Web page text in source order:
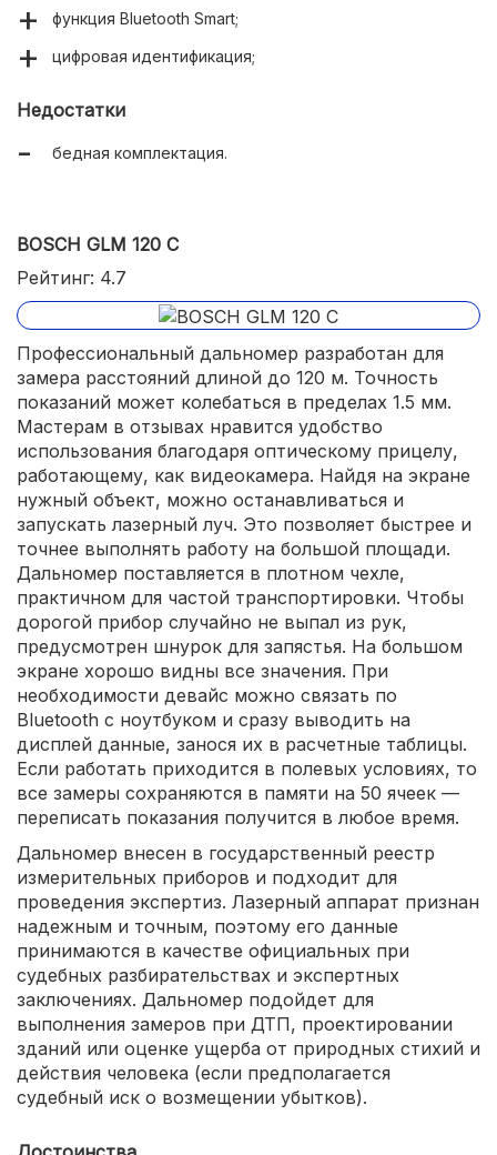
функция Bluetooth Smart;
цифровая идентификация;
Недостатки
бедная комплектация.
BOSCH GLM 120 C
Рейтинг: 4.7
Профессиональный дальномер разработан для
замера расстояний длиной до 120 м. Точность
показаний может колебаться в пределах 1.5 мм.
Мастерам в отзывах нравится удобство
использования благодаря оптическому прицелу,
работающему, как видеокамера. Найдя на экране
нужный объект, можно останавливаться и
запускать лазерный луч. Это позволяет быстрее и
точнее выполнять работу на большой площади.
Дальномер поставляется в плотном чехле,
практичном для частой транспортировки. Чтобы
дорогой прибор случайно не выпал из рук,
предусмотрен шнурок для запястья. На большом
экране хорошо видны все значения. При
необходимости девайс можно связать по
Bluetooth с ноутбуком и сразу выводить на
дисплей данные, занося их в расчетные таблицы.
Если работать приходится в полевых условиях, то
все замеры сохраняются в памяти на 50 ячеек —
переписать показания получится в любое время.
Дальномер внесен в государственный реестр
измерительных приборов и подходит для
проведения экспертиз. Лазерный аппарат признан
надежным и точным, поэтому его данные
принимаются в качестве официальных при
судебных разбирательствах и экспертных
заключениях. Дальномер подойдет для
выполнения замеров при ДТП, проектировании
зданий или оценке ущерба от природных стихий и
действия человека (если предполагается
судебный иск о возмещении убытков).